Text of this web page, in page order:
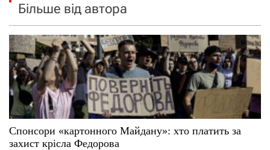
Більше від автора
Спонсори «картонного Майдану»: хто платить за
захист крісла Федорова